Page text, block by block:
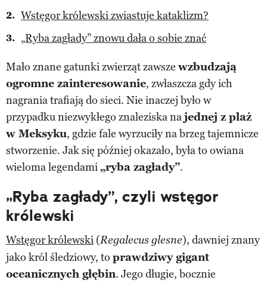
Wstęgor królewski zwiastuje kataklizm?
„Ryba zagłady” znowu dała o sobie znać
Mało znane gatunki zwierząt zawsze wzbudzają
ogromne zainteresowanie, zwłaszcza gdy ich
nagrania trafiają do sieci. Nie inaczej było w
przypadku niezwykłego znaleziska najednej z plaż
w Meksyku, gdzie fale wyrzuciły na brzeg tajemnicze
stworzenie. Jak się później okazało, była to owiana
wieloma legendami„ryba zagłady”.
„Ryba zagłady”, czyli wstęgor
królewski
Wstęgor królewski (Regalecus glesne), dawniej znany
jako król śledziowy, to prawdziwy gigant
oceanicznych głębin. Jego długie, bocznie